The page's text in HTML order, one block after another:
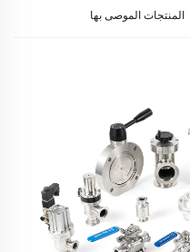
المنتجات الموصى بها